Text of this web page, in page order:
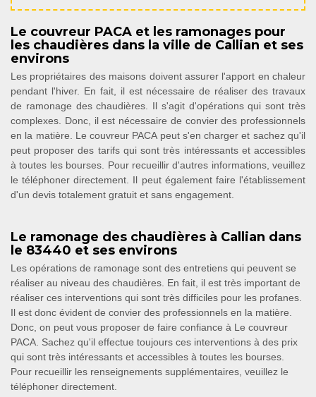
Le couvreur PACA et les ramonages pour
les chaudières dans la ville de Callian et ses
environs
Les propriétaires des maisons doivent assurer l'apport en chaleur
pendant l'hiver. En fait, il est nécessaire de réaliser des travaux
de ramonage des chaudières. Il s'agit d'opérations qui sont très
complexes. Donc, il est nécessaire de convier des professionnels
en la matière. Le couvreur PACA peut s'en charger et sachez qu'il
peut proposer des tarifs qui sont très intéressants et accessibles
à toutes les bourses. Pour recueillir d'autres informations, veuillez
le téléphoner directement. Il peut également faire l'établissement
d'un devis totalement gratuit et sans engagement.
Le ramonage des chaudières à Callian dans
le 83440 et ses environs
Les opérations de ramonage sont des entretiens qui peuvent se
réaliser au niveau des chaudières. En fait, il est très important de
réaliser ces interventions qui sont très difficiles pour les profanes.
Il est donc évident de convier des professionnels en la matière.
Donc, on peut vous proposer de faire confiance à Le couvreur
PACA. Sachez qu'il effectue toujours ces interventions à des prix
qui sont très intéressants et accessibles à toutes les bourses.
Pour recueillir les renseignements supplémentaires, veuillez le
téléphoner directement.